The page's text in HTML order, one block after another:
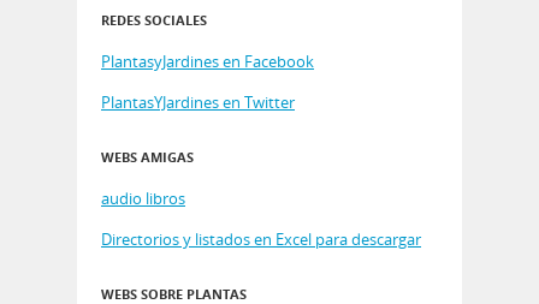
REDES SOCIALES
PlantasyJardines en Facebook
PlantasYJardines en Twitter
WEBS AMIGAS
audio libros
Directorios y listados en Excel para descargar
WEBS SOBRE PLANTAS